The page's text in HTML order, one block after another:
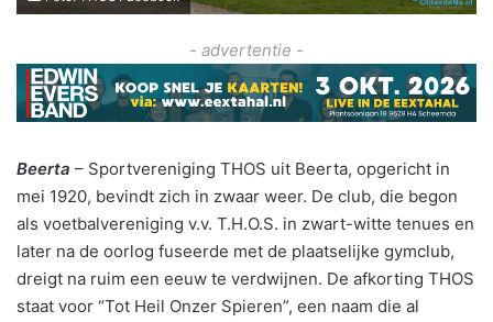
- advertentie -
Beerta – Sportvereniging THOS uit Beerta, opgericht in
mei 1920, bevindt zich in zwaar weer. De club, die begon
als voetbalvereniging v.v. T.H.O.S. in zwart-witte tenues en
later na de oorlog fuseerde met de plaatselijke gymclub,
dreigt na ruim een eeuw te verdwijnen. De afkorting THOS
staat voor “Tot Heil Onzer Spieren”, een naam die al